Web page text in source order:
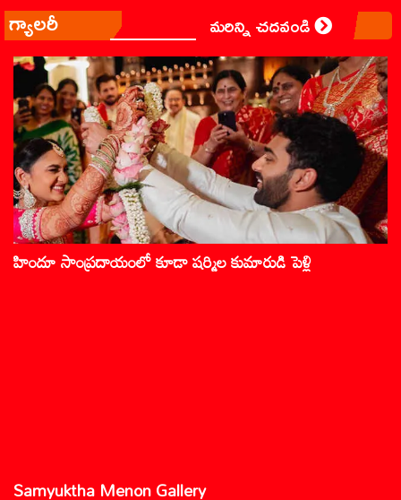
గ్యాలరీ మరిన్ని చదవండి
హిందూ సాంప్రదాయంలో కూడా షర్మిల కుమారుడి పెళ్లి
Samyuktha Menon Gallery